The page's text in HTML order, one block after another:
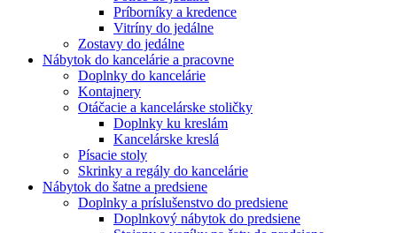
Príborníky a kredence
Vitríny do jedálne
Zostavy do jedálne
Nábytok do kancelárie a pracovne
Doplnky do kancelárie
Kontajnery
Otáčacie a kancelárske stoličky
Doplnky ku kreslám
Kancelárske kreslá
Písacie stoly
Skrinky a regály do kancelárie
Nábytok do šatne a predsiene
Doplnky a príslušenstvo do predsiene
Doplnkový nábytok do predsiene